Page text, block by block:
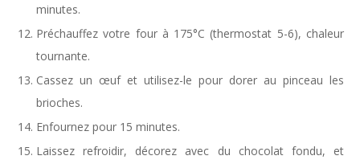
minutes.
Préchauffez votre four à 175°C (thermostat 5-6), chaleur
tournante.
Cassez un œuf et utilisez-le pour dorer au pinceau les
brioches.
Enfournez pour 15 minutes.
Laissez refroidir, décorez avec du chocolat fondu, et